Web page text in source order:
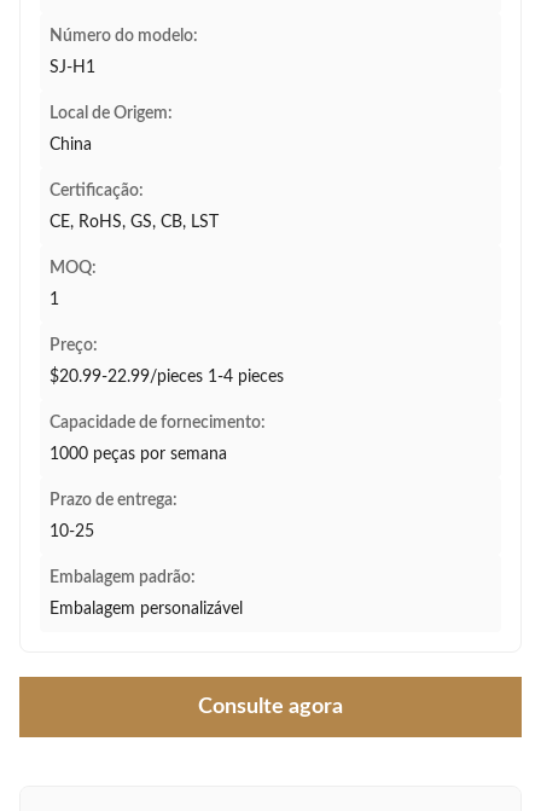
Número do modelo:
SJ-H1
Local de Origem:
China
Certificação:
CE, RoHS, GS, CB, LST
MOQ:
1
Preço:
$20.99-22.99/pieces 1-4 pieces
Capacidade de fornecimento:
1000 peças por semana
Prazo de entrega:
10-25
Embalagem padrão:
Embalagem personalizável
Consulte agora